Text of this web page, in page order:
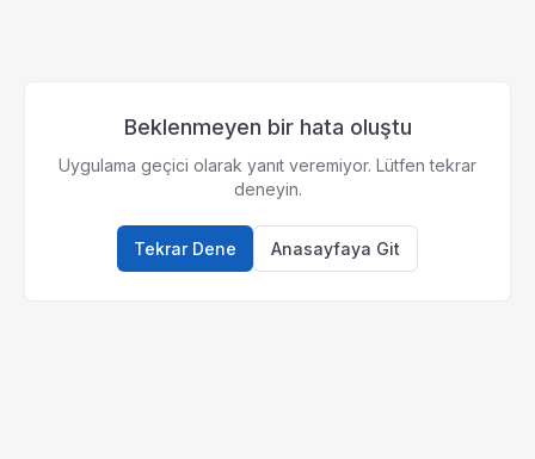
Beklenmeyen bir hata oluştu
Uygulama geçici olarak yanıt veremiyor. Lütfen tekrar
deneyin.
Tekrar Dene Anasayfaya Git